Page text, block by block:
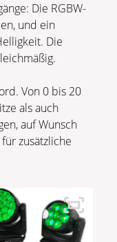
Die RGBW-
und ein
Die
Von 0 bis 20
als auch
auf Wunsch
zusätzliche